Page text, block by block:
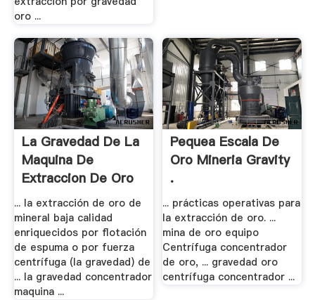
oro ...
La Gravedad De La
Maquina De
Extraccion De Oro
... la extracción de oro de
mineral baja calidad
enriquecidos por flotación
de espuma o por fuerza
centrífuga (la gravedad) de
... la gravedad concentrador
maquina ...
Pequea Escala De
Oro Mineria Gravity
.
... prácticas operativas para
la extracción de oro. ...
mina de oro equipo
Centrífuga concentrador
de oro, ... gravedad oro
centrífuga concentrador ...